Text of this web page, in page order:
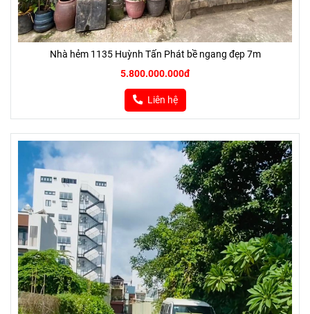
Nhà hẻm 1135 Huỳnh Tấn Phát bề ngang đẹp 7m
5.800.000.000đ
Liên hệ